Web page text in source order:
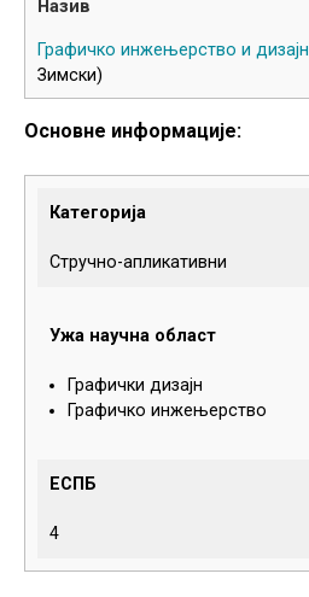
Графичко инжењерство и дизајн
Зимски)
Основне информације:
Категорија
Стручно-апликативни
Ужа научна област
Графички дизајн
Графичко инжењерство
ЕСПБ
4